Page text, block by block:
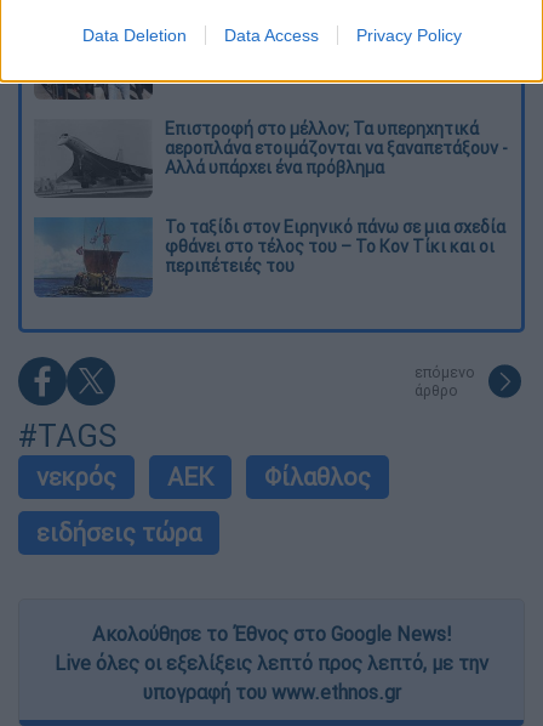
Data Deletion Data Access Privacy Policy
Στη φυλακή ο δήμαρχος Στυλίδας και άλλα
δύο άτομα για τη φωτιά στη Βοιωτία
Επιστροφή στο μέλλον; Τα υπερηχητικά
αεροπλάνα ετοιμάζονται να ξαναπετάξουν -
Αλλά υπάρχει ένα πρόβλημα
Το ταξίδι στον Ειρηνικό πάνω σε μια σχεδία
φθάνει στο τέλος του – Το Κον Τίκι και οι
περιπέτειές του
επόμενο
άρθρο
#TAGS
νεκρός ΑΕΚ
Φίλαθλος
ειδήσεις τώρα
Ακολούθησε το Έθνος στο Google News!
Live όλες οι εξελίξεις λεπτό προς λεπτό, με την
υπογραφή του www.ethnos.gr